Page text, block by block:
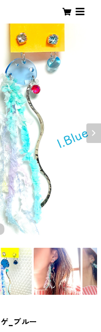
_ブルー